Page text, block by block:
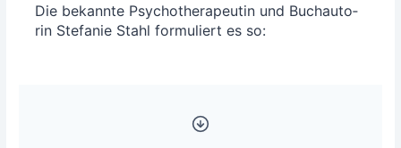
Die bekann­te Psy­cho­the­ra­peu­tin und Buch­au­to­
rin Ste­fa­nie Stahl for­mu­liert es so: